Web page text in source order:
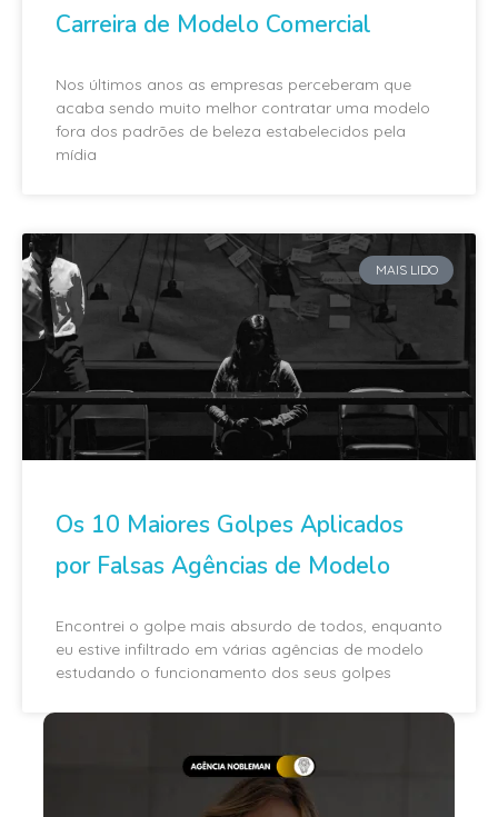
Carreira de Modelo Comercial
Nos últimos anos as empresas perceberam que
acaba sendo muito melhor contratar uma modelo
fora dos padrões de beleza estabelecidos pela
mídia
MAIS LIDO
Os 10 Maiores Golpes Aplicados
por Falsas Agências de Modelo
Encontrei o golpe mais absurdo de todos, enquanto
eu estive infiltrado em várias agências de modelo
estudando o funcionamento dos seus golpes